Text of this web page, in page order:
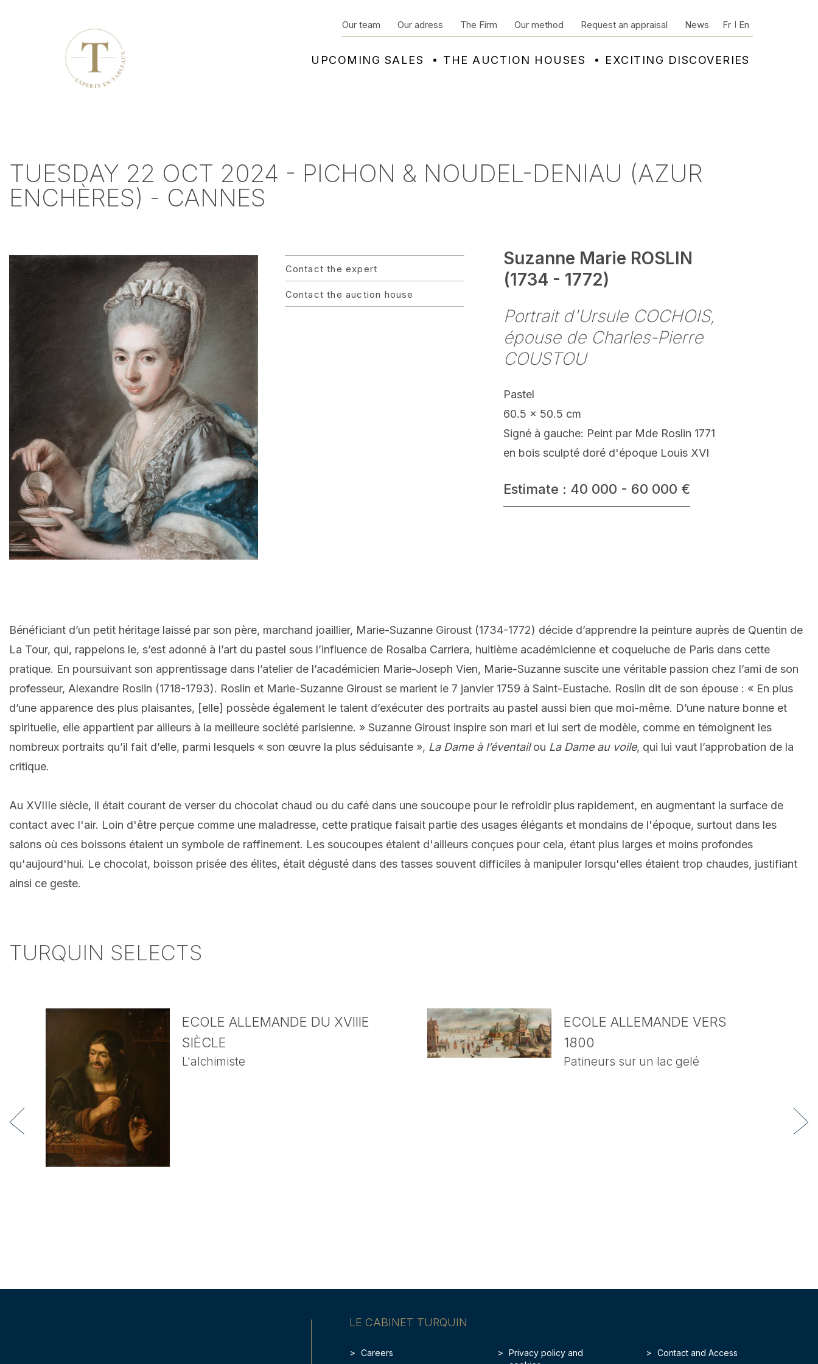
UPCOMING SALES THE AUCTION HOUSES EXCITING DISCOVERIES
Our team Our adress The Firm Our method Request an appraisal News Fr En
TUESDAY 22 OCT 2024 - PICHON & NOUDEL-DENIAU (AZUR
ENCHÈRES) - CANNES
Contact the expert
Contact the auction house
Suzanne Marie ROSLIN
(1734 - 1772)
Portrait d'Ursule COCHOIS,
épouse de Charles-Pierre
COUSTOU
Pastel
60.5 x 50.5 cm
Signé à gauche: Peint par Mde Roslin 1771
en bois sculpté doré d'époque Louis XVI
Estimate : 40 000 - 60 000 €
Bénéficiant d’un petit héritage laissé par son père, marchand joaillier, Marie-Suzanne Giroust (1734-1772) décide d’apprendre la peinture auprès de Quentin de
La Tour, qui, rappelons le, s’est adonné à l’art du pastel sous l’influence de Rosalba Carriera, huitième académicienne et coqueluche de Paris dans cette
pratique. En poursuivant son apprentissage dans l’atelier de l’académicien Marie-Joseph Vien, Marie-Suzanne suscite une véritable passion chez l’ami de son
professeur, Alexandre Roslin (1718-1793). Roslin et Marie-Suzanne Giroust se marient le 7 janvier 1759 à Saint-Eustache. Roslin dit de son épouse : « En plus
d’une apparence des plus plaisantes, [elle] possède également le talent d’exécuter des portraits au pastel aussi bien que moi-même. D’une nature bonne et
spirituelle, elle appartient par ailleurs à la meilleure société parisienne. » Suzanne Giroust inspire son mari et lui sert de modèle, comme en témoignent les
nombreux portraits qu’il fait d’elle, parmi lesquels « son œuvre la plus séduisante », LaDame à l’éventailou La Dame au voile, qui lui vaut l’approbation de la
critique.
Au XVIIIe siècle, il était courant de verser du chocolat chaud ou du café dans une soucoupe pour le refroidir plus rapidement, en augmentant la surface de
contact avec l'air. Loin d'être perçue comme une maladresse, cette pratique faisait partie des usages élégants et mondains de l'époque, surtout dans les
salons où ces boissons étaient un symbole de raffinement. Les soucoupes étaient d'ailleurs conçues pour cela, étant plus larges et moins profondes
qu'aujourd'hui. Le chocolat, boisson prisée des élites, était dégusté dans des tasses souvent difficiles à manipuler lorsqu'elles étaient trop chaudes, justifiant
ainsi ce geste.
TURQUIN SELECTS
ECOLE ALLEMANDE DU XVIIIE
SIÈCLE
L'alchimiste
ECOLE ALLEMANDE VERS
1800
Patineurs sur un lac gelé
LE CABINET TURQUIN
Careers
Privacy policy and
Contact and Access